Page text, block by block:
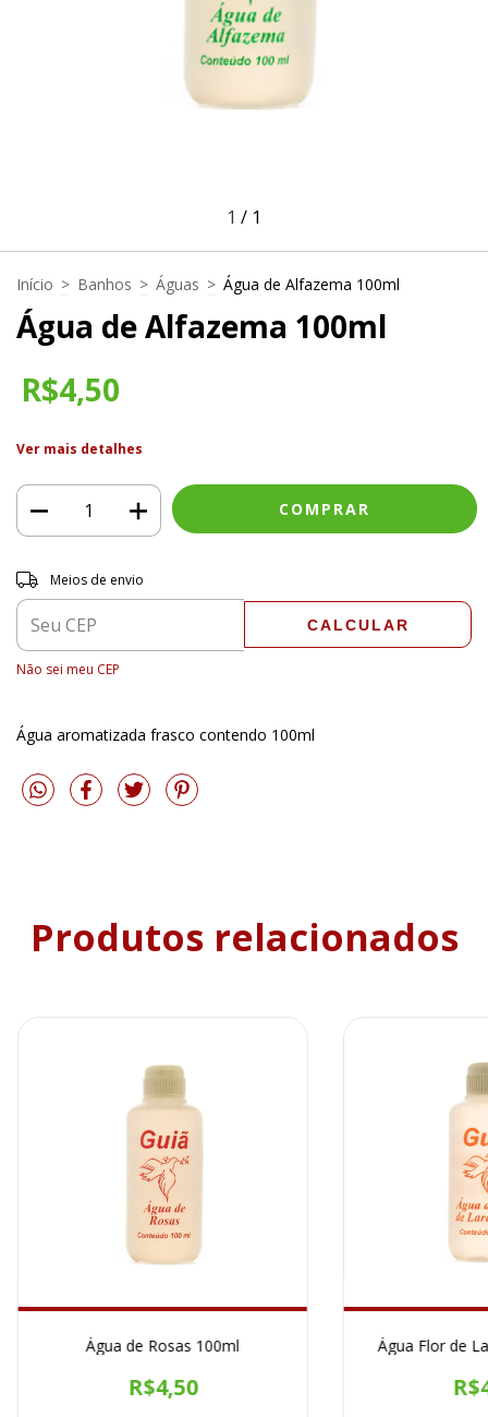
1 / 1
Início > Banhos > Águas > Água de Alfazema 100ml
Água de Alfazema 100ml
R$4,50
Ver mais detalhes
Entregas para o CEP:
Meios de envio
CALCULAR
Não sei meu CEP
Água aromatizada frasco contendo 100ml
Produtos relacionados
Água de Rosas 100ml
R$4,50
Água Flor de